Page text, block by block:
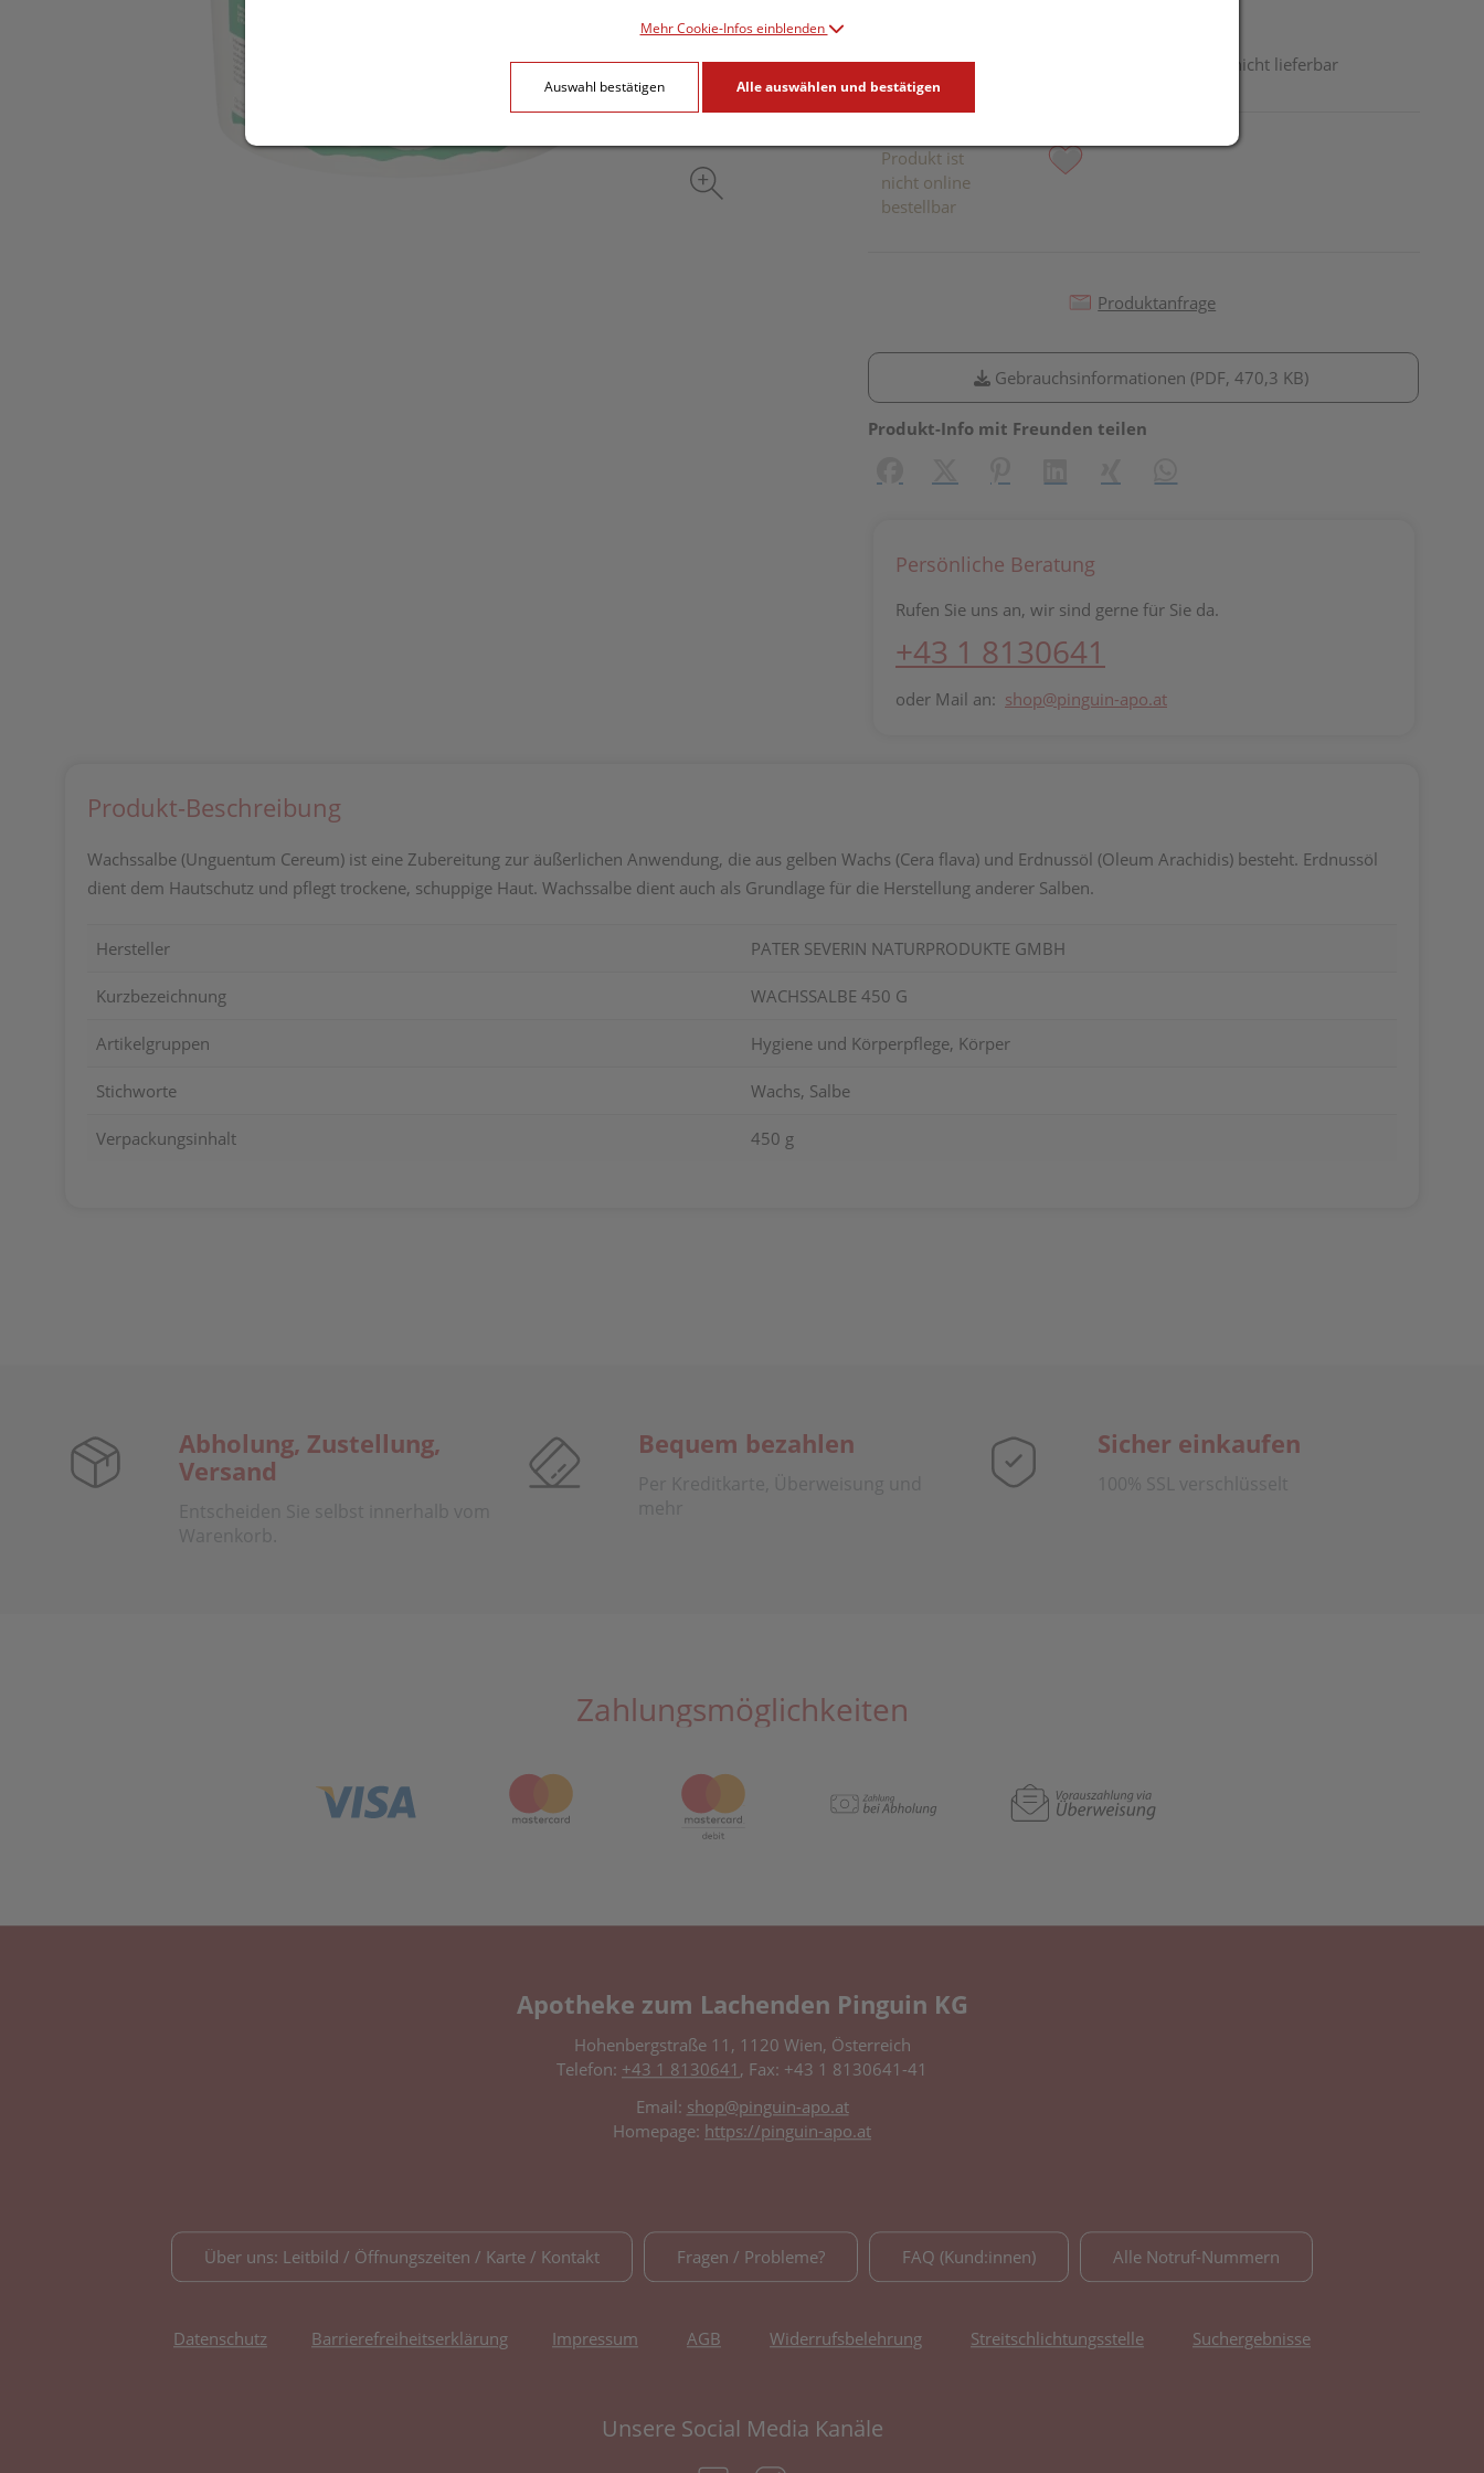
Dieses Produkt ist derzeit vom Hersteller nicht lieferbar
Produkt ist
nicht online
bestellbar
Produktanfrage
Gebrauchsinformationen (PDF, 470,3 KB)
Produkt-Info mit Freunden teilen
Persönliche Beratung
Rufen Sie uns an, wir sind gerne für Sie da.
+43 1 8130641
oder Mail an: shop@pinguin-apo.at
Produkt-Beschreibung
Wachssalbe (Unguentum Cereum) ist eine Zubereitung zur äußerlichen Anwendung, die aus gelben Wachs (Cera flava) und Erdnussöl (Oleum Arachidis) besteht. Erdnussöl
dient dem Hautschutz und pflegt trockene, schuppige Haut. Wachssalbe dient auch als Grundlage für die Herstellung anderer Salben.
Hersteller PATER SEVERIN NATURPRODUKTE GMBH
Kurzbezeichnung WACHSSALBE 450 G
Artikelgruppen Hygiene und Körperpflege, Körper
Stichworte Wachs, Salbe
Verpackungsinhalt 450 g
Abholung, Zustellung,
Versand
Entscheiden Sie selbst innerhalb vom
Warenkorb.
Bequem bezahlen
Per Kreditkarte, Überweisung und
mehr
Sicher einkaufen
100% SSL verschlüsselt
Zahlungsmöglichkeiten
Apotheke zum Lachenden Pinguin KG
Hohenbergstraße 11, 1120 Wien, Österreich
Telefon: +43 1 8130641 , Fax: +43 1 8130641-41
Email: shop@pinguin-apo.at
Homepage: https://pinguin-apo.at
Über uns: Leitbild / Öffnungszeiten / Karte / Kontakt Fragen / Probleme? FAQ (Kund:innen) Alle Notruf-Nummern
Datenschutz Barrierefreiheitserklärung Impressum AGB Widerrufsbelehrung Streitschlichtungsstelle Suchergebnisse
Unsere Social Media Kanäle
Mehr Cookie-Infos einblenden
Auswahl bestätigen Alle auswählen und bestätigen